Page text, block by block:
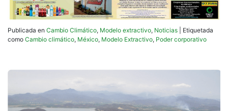
Publicada en Cambio Climático, Modelo extractivo, Noticias
Etiquetada
como Cambio climático, México, Modelo Extractivo, Poder corporativo